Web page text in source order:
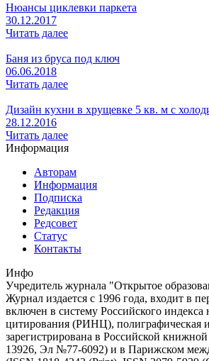
Нюансы циклевки паркета
30.12.2017
Читать далее
Баня из бруса под ключ
06.06.2018
Читать далее
Дизайн кухни в хрущевке 5 кв. м с
28.12.2016
Читать далее
Информация
Авторам
Информация
Подписка
Редакция
Редсовет
Статус
Контакты
Инфо
Учредитель журнала "Открытое
Журнал издается с 1996 года, входит в
включен в систему Российского индекса
цитирования (РИНЦ), полиграфическая и
зарегистрирована в Российской
13926, Эл №77-6092) и в Парижском